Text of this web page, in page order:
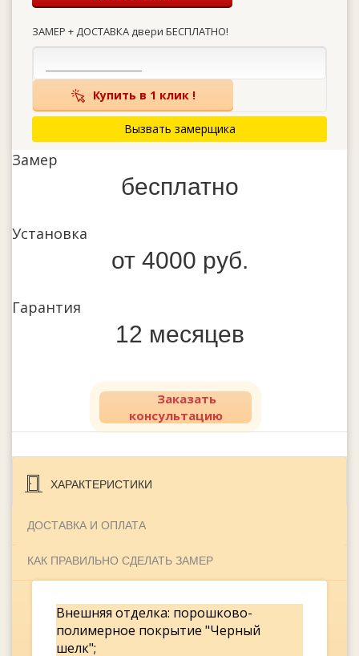
ЗАМЕР + ДОСТАВКА двери БЕСПЛАТНО!
Купить в 1 клик !
Вызвать замерщика
Замер
бесплатно
Установка
от 4000 руб.
Гарантия
12 месяцев
Заказать
консультацию
ХАРАКТЕРИСТИКИ
ДОСТАВКА И ОПЛАТА
КАК ПРАВИЛЬНО СДЕЛАТЬ ЗАМЕР
Внешняя отделка: порошково-
полимерное покрытие "Черный
шелк";